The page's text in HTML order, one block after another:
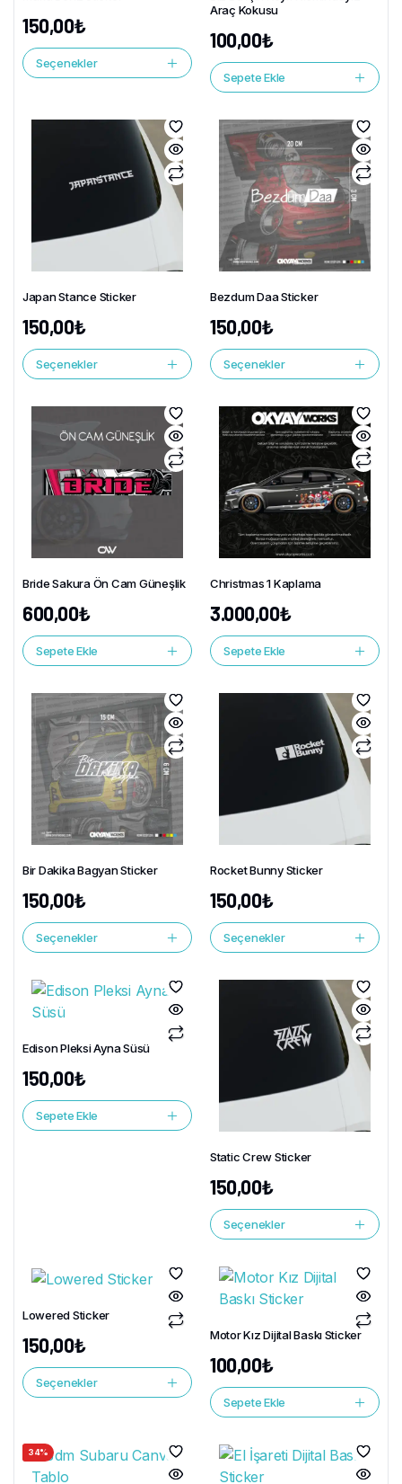
150,00₺
Seçenekler
Araç Kokusu
100,00₺
Sepete Ekle
Japan Stance Sticker
150,00₺
Seçenekler
Bezdum Daa Sticker
150,00₺
Seçenekler
Bride Sakura Ön Cam Güneşlik
600,00₺
Sepete Ekle
Christmas 1 Kaplama
3.000,00₺
Sepete Ekle
Bir Dakika Bagyan Sticker
150,00₺
Seçenekler
Rocket Bunny Sticker
150,00₺
Seçenekler
Edison Pleksi Ayna Süsü
150,00₺
Sepete Ekle
Static Crew Sticker
150,00₺
Seçenekler
Lowered Sticker
150,00₺
Seçenekler
Motor Kız Dijital Baskı Sticker
100,00₺
Sepete Ekle
34%